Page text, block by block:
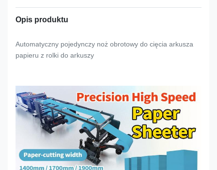
Opis produktu
Automatyczny pojedynczy noż obrotowy do cięcia arkusza
papieru z rolki do arkuszy